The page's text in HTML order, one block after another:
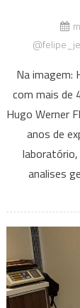
Na imagem:
com mais de
Hugo Werner
anos de
analises